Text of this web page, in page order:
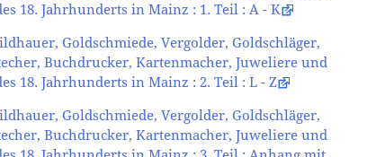
18. Jahrhunderts in Mainz : 1. Teil : A - K
Goldschmiede, Vergolder, Goldschläger,
Buchdrucker, Kartenmacher, Juweliere und
18. Jahrhunderts in Mainz : 2. Teil : L - Z
Goldschmiede, Vergolder, Goldschläger,
Buchdrucker, Kartenmacher, Juweliere und